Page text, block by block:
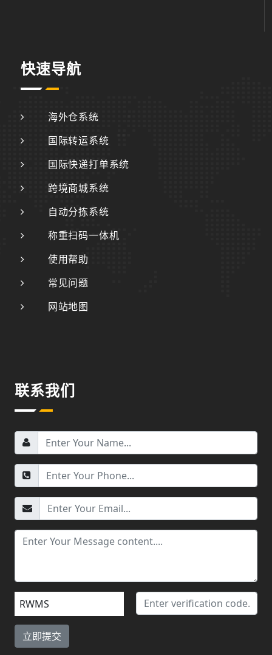
快速导航
海外仓系统
国际转运系统
国际快递打单系统
跨境商城系统
自动分拣系统
称重扫码一体机
使用帮助
常见问题
网站地图
联系我们
RWMS